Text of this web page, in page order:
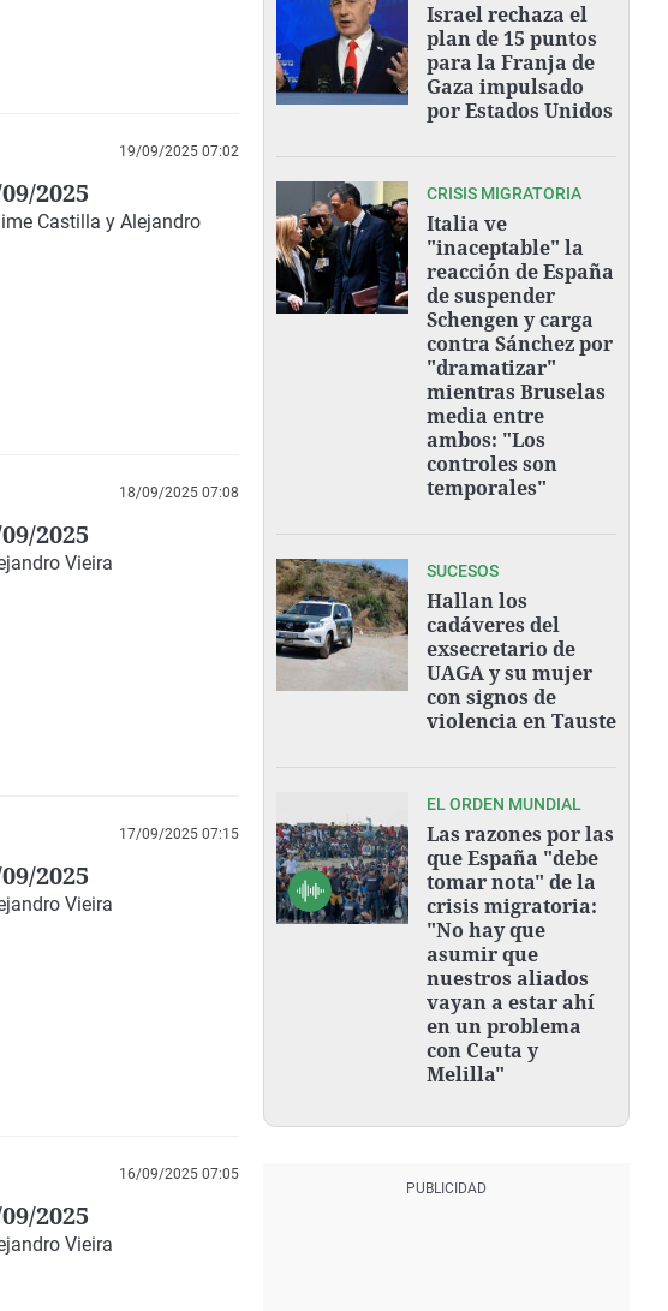
19/09/2025 07:02
2025
Castilla y Alejandro
18/09/2025 07:08
2025
Vieira
17/09/2025 07:15
2025
Vieira
16/09/2025 07:05
2025
Vieira
Israel rechaza el
plan de 15 puntos
para la Franja de
Gaza impulsado
por Estados Unidos
CRISIS MIGRATORIA
Italia ve
"inaceptable" la
reacción de España
de suspender
Schengen y carga
contra Sánchez por
"dramatizar"
mientras Bruselas
media entre
ambos: "Los
controles son
temporales"
SUCESOS
Hallan los
cadáveres del
exsecretario de
UAGA y su mujer
con signos de
violencia en Tauste
EL ORDEN MUNDIAL
Las razones por las
que España "debe
tomar nota" de la
crisis migratoria:
"No hay que
asumir que
nuestros aliados
vayan a estar ahí
en un problema
con Ceuta y
Melilla"